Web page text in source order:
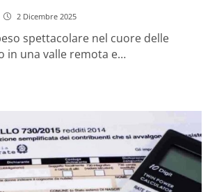
2 Dicembre 2025
spettacolare nel cuore delle
in una valle remota e…